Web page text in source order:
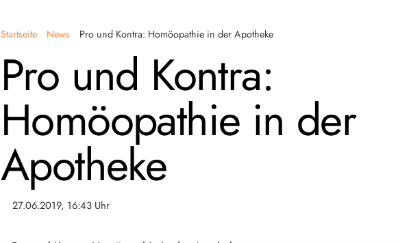
Startseite News Pro und Kontra: Homöopathie in der Apotheke
Pro und Kontra:
Homöopathie in der
Apotheke
27.06.2019, 16:43 Uhr